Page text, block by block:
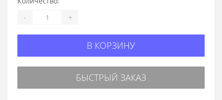
- +
В КОРЗИНУ
БЫСТРЫЙ ЗАКАЗ